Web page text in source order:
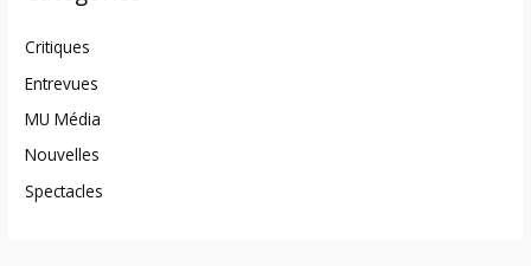
Critiques
Entrevues
MU Média
Nouvelles
Spectacles